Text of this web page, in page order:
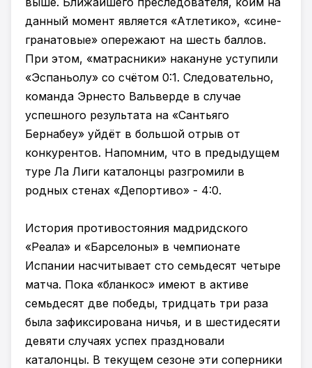
данный момент является «Атлетико», «сине-
гранатовые» опережают на шесть баллов.
При этом, «матрасники» накануне уступили
«Эспаньолу» со счётом 0:1. Следовательно,
команда Эрнесто Вальверде в случае
успешного результата на «Сантьяго
Бернабеу» уйдёт в большой отрыв от
конкурентов. Напомним, что в предыдущем
туре Ла Лиги каталонцы разгромили в
родных стенах «Депортиво» - 4:0.
История противостояния мадридского
«Реала» и «Барселоны» в чемпионате
Испании насчитывает сто семьдесят четыре
матча. Пока «бланкос» имеют в активе
семьдесят две победы, тридцать три раза
была зафиксирована ничья, и в шестидесяти
девяти случаях успех праздновали
каталонцы. В текущем сезоне эти соперники